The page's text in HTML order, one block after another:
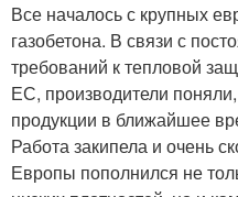
Все началось с крупных
газобетона. В связи с
требований к тепловой
ЕС, производители
продукции в ближайшее
Работа закипела и очень
Европы пополнился не